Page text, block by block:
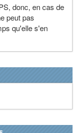
donc, en cas de
peut pas
qu'elle s'en